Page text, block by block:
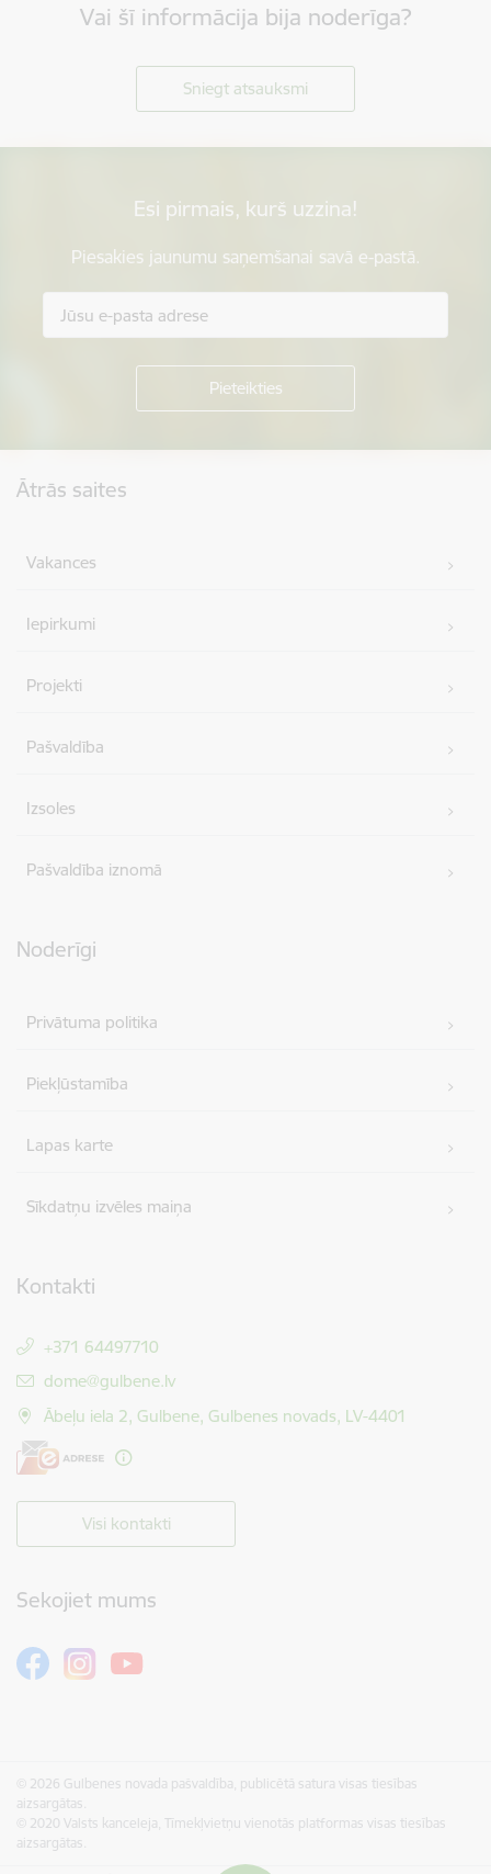
Vai šī informācija bija noderīga?
Sniegt atsauksmi
Esi pirmais, kurš uzzina!
Piesakies jaunumu saņemšanai savā e-pastā.
Ātrās saites
Vakances
Iepirkumi
Projekti
Pašvaldība
Izsoles
Pašvaldība iznomā
Noderīgi
Privātuma politika
Piekļūstamība
Lapas karte
Sīkdatņu izvēles maiņa
Kontakti
+371 64497710
E-pasts:
dome@gulbene.lv
Ābeļu iela 2, Gulbene, Gulbenes novads, LV-4401
Visi kontakti
Sekojiet mums
© 2026 Gulbenes novada pašvaldība, publicētā satura visas tiesības
aizsargātas.
© 2020 Valsts kanceleja, Tīmekļvietņu vienotās platformas visas tiesības
aizsargātas.